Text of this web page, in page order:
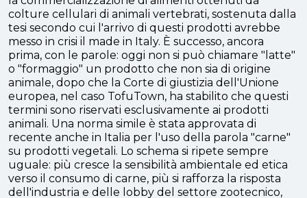
colture cellulari di animali vertebrati, sostenuta dalla
tesi secondo cui l'arrivo di questi prodotti avrebbe
messo in crisi il made in Italy. È successo, ancora
prima, con le parole: oggi non si può chiamare "latte"
o "formaggio" un prodotto che non sia di origine
animale, dopo che la Corte di giustizia dell'Unione
europea, nel caso TofuTown, ha stabilito che questi
termini sono riservati esclusivamente ai prodotti
animali. Una norma simile è stata approvata di
recente anche in Italia per l'uso della parola "carne"
su prodotti vegetali. Lo schema si ripete sempre
uguale: più cresce la sensibilità ambientale ed etica
verso il consumo di carne, più si rafforza la risposta
dell'industria e delle lobby del settore zootecnico,